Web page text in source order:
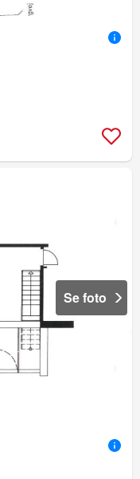
Se foto